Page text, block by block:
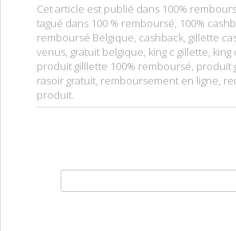
Cet article est publié dans 100%
tagué dans 100 % remboursé, 100%
remboursé Belgique, cashback, gillette
venus, gratuit belgique, king c gillette, king
produit gilllette 100% remboursé, produit
rasoir gratuit, remboursement en ligne,
produit.